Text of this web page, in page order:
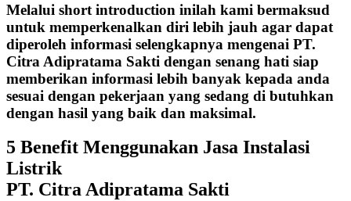
Melalui short introduction inilah kami bermaksud
untuk memperkenalkan diri lebih jauh agar dapat
diperoleh informasi selengkapnya mengenai PT.
Citra Adipratama Sakti dengan senang hati siap
memberikan informasi lebih banyak kepada anda
sesuai dengan pekerjaan yang sedang di butuhkan
dengan hasil yang baik dan maksimal.
5 Benefit Menggunakan Jasa Instalasi
Listrik
PT. Citra Adipratama Sakti